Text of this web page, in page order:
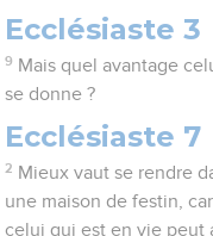
Ecclésiaste 3
9 Mais quel avantage
se donne ?
Ecclésiaste 7
2 Mieux vaut se rendre
une maison de festin,
celui qui est en vie peut